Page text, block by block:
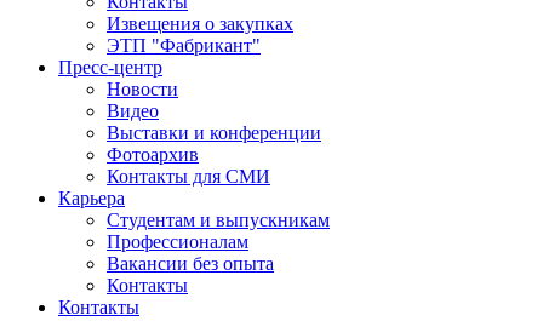
Извещения о закупках
ЭТП "Фабрикант"
Пресс-центр
Новости
Видео
Выставки и конференции
Фотоархив
Контакты для СМИ
Карьера
Студентам и выпускникам
Профессионалам
Вакансии без опыта
Контакты
Контакты